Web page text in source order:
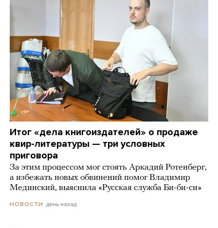
Итог «дела книгоиздателей» о продаже
квир-литературы — три условных
приговора
За этим процессом мог стоять Аркадий Ротенберг,
а избежать новых обвинений помог Владимир
Мединский, выяснила «Русская служба Би-би-си»
НОВОСТИ день назад